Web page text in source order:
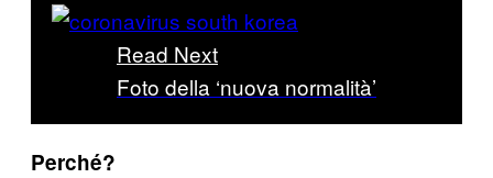
Read Next
Foto della ‘nuova normalità’
Perché?